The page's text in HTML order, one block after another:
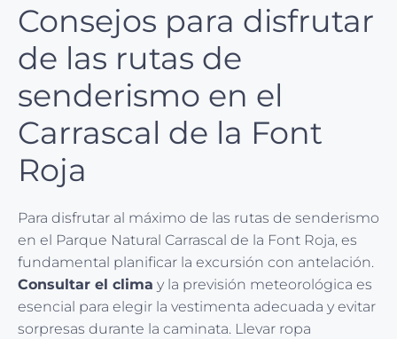
Consejos para disfrutar
de las rutas de
senderismo en el
Carrascal de la Font
Roja
Para disfrutar al máximo de las rutas de senderismo
en el Parque Natural Carrascal de la Font Roja, es
fundamental planificar la excursión con antelación.
Consultar el clima y la previsión meteorológica es
esencial para elegir la vestimenta adecuada y evitar
sorpresas durante la caminata. Llevar ropa